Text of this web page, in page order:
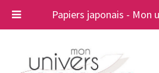
Papiers japonais - Mon